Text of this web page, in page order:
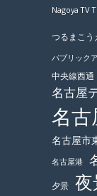
Nagoya TV
つるまこう
パブリック
中央線西通
名古屋
名古
名古屋市
名古屋港
夕景 夜